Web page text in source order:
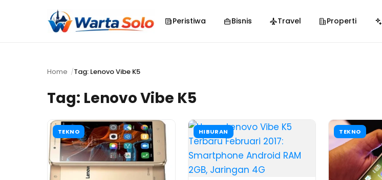
Peristiwa Bisnis Travel Properti
Home Tag: Lenovo Vibe K5
Tag: Lenovo Vibe K5
TEKNO HIBURAN TEKNO